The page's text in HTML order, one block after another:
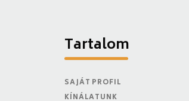
Tartalom
SAJÁT PROFIL
KÍNÁLATUNK